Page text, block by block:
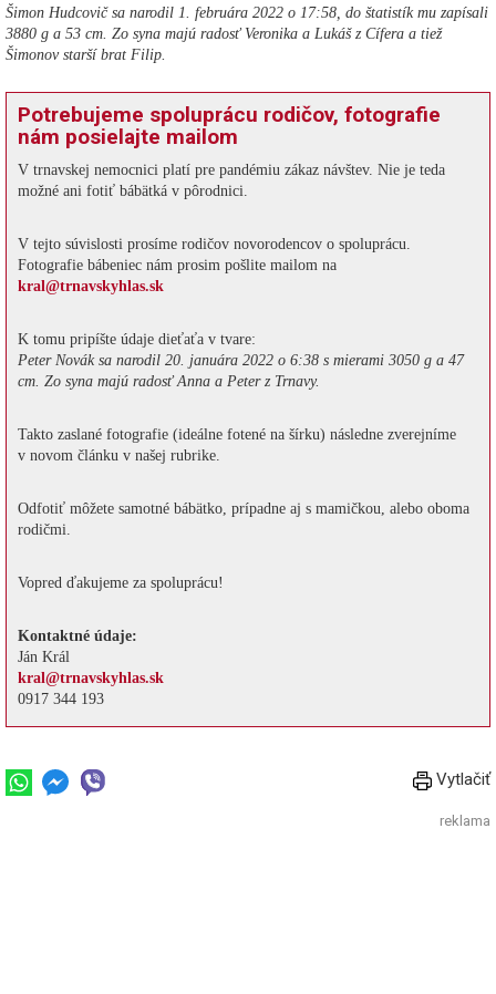
Šimon Hudcovič sa narodil 1. februára 2022 o 17:58, do štatistík mu zapísali
3880 g a 53 cm. Zo syna majú radosť Veronika a Lukáš z Cífera a tiež
Šimonov starší brat Filip.
Potrebujeme spoluprácu rodičov, fotografie
nám posielajte mailom
V trnavskej nemocnici platí pre pandémiu zákaz návštev. Nie je teda
možné ani fotiť bábätká v pôrodnici.
V tejto súvislosti prosíme rodičov novorodencov o spoluprácu.
Fotografie bábeniec nám prosim pošlite mailom na
kral@trnavskyhlas.sk
K tomu pripíšte údaje dieťaťa v tvare:
Peter Novák sa narodil 20. januára 2022 o 6:38 s mierami 3050 g a 47
cm. Zo syna majú radosť Anna a Peter z Trnavy.
Takto zaslané fotografie (ideálne fotené na šírku) následne zverejníme
v novom článku v našej rubrike.
Odfotiť môžete samotné bábätko, prípadne aj s mamičkou, alebo oboma
rodičmi.
Vopred ďakujeme za spoluprácu!
Kontaktné údaje:
Ján Král
kral@trnavskyhlas.sk
0917 344 193
Vytlačiť
reklama